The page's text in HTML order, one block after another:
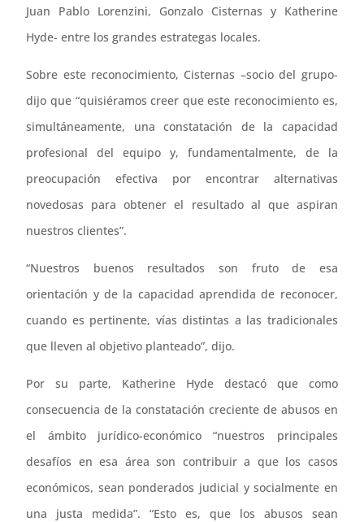
Juan Pablo Lorenzini, Gonzalo Cisternas y Katherine
Hyde- entre los grandes estrategas locales.
Sobre este reconocimiento, Cisternas –socio del grupo-
dijo que “quisiéramos creer que este reconocimiento es,
simultáneamente, una constatación de la capacidad
profesional del equipo y, fundamentalmente, de la
preocupación efectiva por encontrar alternativas
novedosas para obtener el resultado al que aspiran
nuestros clientes”.
“Nuestros buenos resultados son fruto de esa
orientación y de la capacidad aprendida de reconocer,
cuando es pertinente, vías distintas a las tradicionales
que lleven al objetivo planteado”, dijo.
Por su parte, Katherine Hyde destacó que como
consecuencia de la constatación creciente de abusos en
el ámbito jurídico-económico “nuestros principales
desafíos en esa área son contribuir a que los casos
económicos, sean ponderados judicial y socialmente en
una justa medida”. “Esto es, que los abusos sean